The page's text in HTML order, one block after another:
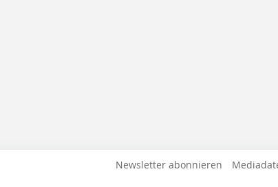
Newsletter abonnieren